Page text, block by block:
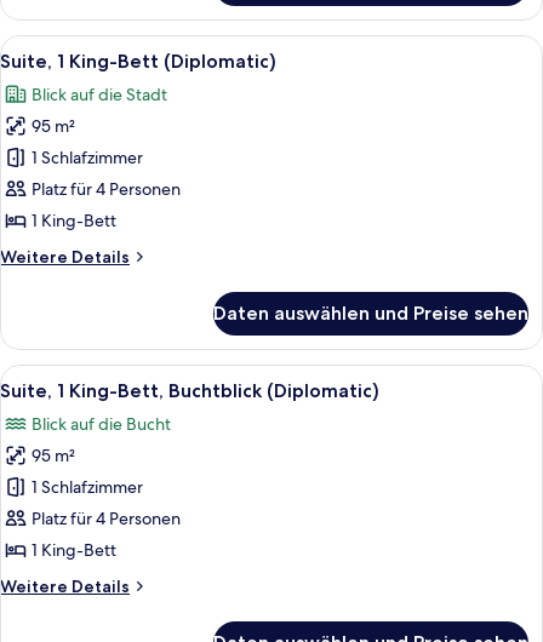
Zimmer,
1 King-
Bett,
Alle
Fotos
für
Suite,
1 King-
Bett
(Diplomatic)
Ein modernes Hotelzimmer mit
6
Suite, 1 King-Bett (Diplomatic)
Blick auf die Stadt
95 m²
1 Schlafzimmer
Platz für 4 Personen
1 King-Bett
Weitere Details
Weitere
1 King-
Bett
(Diplomatic)
Daten auswählen und Preise sehen
Alle
Fotos
für
Suite,
1 King-
Bett,
Buchtblick
anzeigen
Ein modernes Hotelzimmer mit
6
Suite, 1 King-Bett, Buchtblick (Diplomatic)
Blick auf die Bucht
95 m²
1 Schlafzimmer
Platz für 4 Personen
1 King-Bett
Weitere Details
Weitere